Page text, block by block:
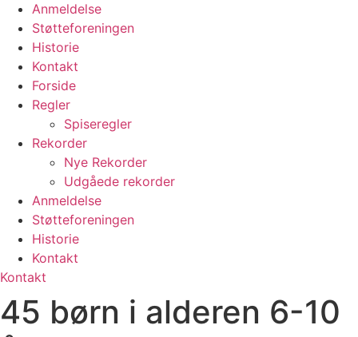
Anmeldelse
Støtteforeningen
Historie
Kontakt
Forside
Regler
Spiseregler
Rekorder
Nye Rekorder
Udgåede rekorder
Anmeldelse
Støtteforeningen
Historie
Kontakt
Kontakt
45 børn i alderen 6-10